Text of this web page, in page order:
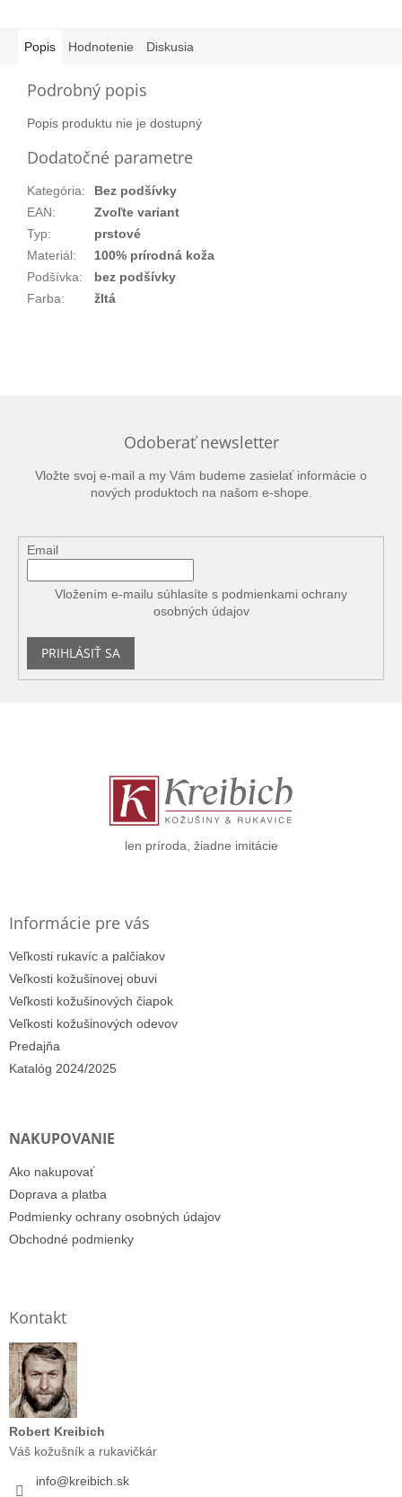
Popis Hodnotenie Diskusia
Podrobný popis
Popis produktu nie je dostupný
Dodatočné parametre
Kategória:
Bez podšívky
EAN:
Zvoľte variant
Typ:
prstové
Materiál:
100% prírodná koža
Podšívka:
bez podšívky
Farba: žltá
Odoberať newsletter
Vložte svoj e-mail a my Vám budeme zasielať informácie o
nových produktoch na našom e-shope.
Email
Vložením e-mailu súhlasíte s podmienkami ochrany
osobných údajov
PRIHLÁSIŤ SA
len príroda, žiadne imitácie
Informácie pre vás
Veľkosti rukavíc a palčiakov
Veľkosti kožušinovej obuvi
Veľkosti kožušinových čiapok
Veľkosti kožušinových odevov
Predajňa
Katalóg 2024/2025
NAKUPOVANIE
Ako nakupovať
Doprava a platba
Podmienky ochrany osobných údajov
Obchodné podmienky
Kontakt
Robert Kreibich
Váš kožušník a rukavičkár
info@kreibich.sk